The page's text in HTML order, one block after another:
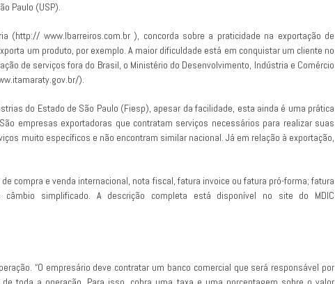
Paulo (USP).
(http:// www.lbarreiros.com.br ), concorda sobre a praticidade na exportação de
um produto, por exemplo. A maior dificuldade está em conquistar um cliente no
de serviços fora do Brasil, o Ministério do Desenvolvimento, Indústria e Comércio
).
do Estado de São Paulo (Fiesp), apesar da facilidade, esta ainda é uma prática
empresas exportadoras que contratam serviços necessários para realizar suas
muito específicos e não encontram similar nacional. Já em relação à exportação,
compra e venda internacional, nota fiscal, fatura invoice ou fatura pró-forma; fatura
simplificado. A descrição completa está disponível no site do MDIC
“O empresário deve contratar um banco comercial que será responsável por